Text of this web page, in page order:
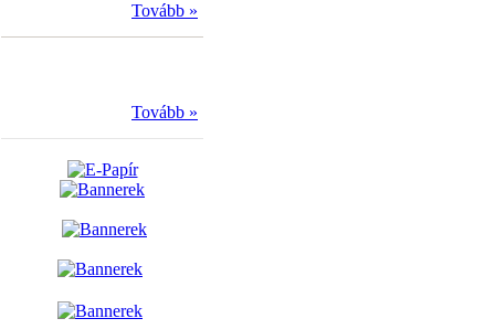
Tovább »
Tovább »